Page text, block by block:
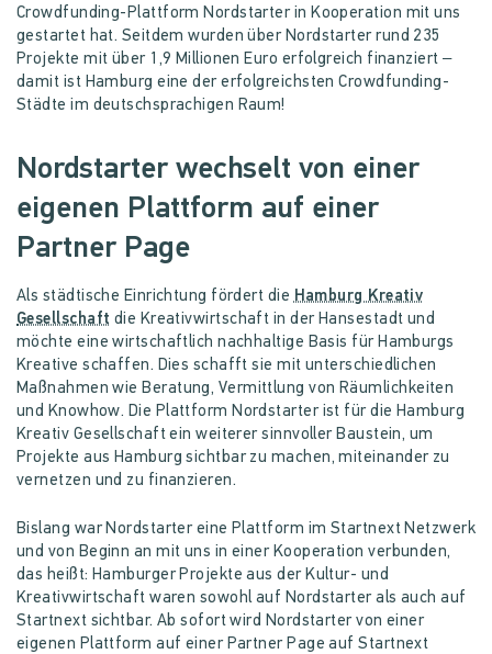
Crowdfunding-Plattform Nordstarter in Kooperation mit uns
gestartet hat. Seitdem wurden über Nordstarter rund 235
Projekte mit über 1,9 Millionen Euro erfolgreich finanziert –
damit ist Hamburg eine der erfolgreichsten Crowdfunding-
Städte im deutschsprachigen Raum!
Nordstarter wechselt von einer
eigenen Plattform auf einer
Partner Page
Als städtische Einrichtung fördert dieHamburg Kreativ
Gesellschaft die Kreativwirtschaft in der Hansestadt und
möchte eine wirtschaftlich nachhaltige Basis für Hamburgs
Kreative schaffen. Dies schafft sie mit unterschiedlichen
Maßnahmen wie Beratung, Vermittlung von Räumlichkeiten
und Knowhow. Die Plattform Nordstarter ist für die Hamburg
Kreativ Gesellschaft ein weiterer sinnvoller Baustein, um
Projekte aus Hamburg sichtbar zu machen, miteinander zu
vernetzen und zu finanzieren.
Bislang war Nordstarter eine Plattform im Startnext Netzwerk
und von Beginn an mit uns in einer Kooperation verbunden,
das heißt: Hamburger Projekte aus der Kultur- und
Kreativwirtschaft waren sowohl auf Nordstarter als auch auf
Startnext sichtbar. Ab sofort wird Nordstarter von einer
eigenen Plattform auf einer Partner Page auf Startnext